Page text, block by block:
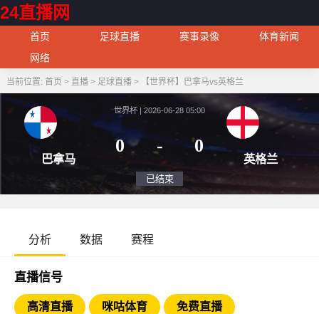
24直播网
首页 足球直播 赛事录像
体育新闻
网络
当前位置: 首页 > 直播> 足球直播> 【世界杯】巴拿马vs英格兰
巴拿马
世界杯 | 2026-06-28 05:00
0
英
分析 数据 赛程
直播信号
高清直播 咪咕体育 免费直播